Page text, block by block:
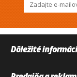
Dôležité